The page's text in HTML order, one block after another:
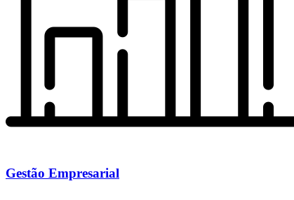
Gestão Empresarial